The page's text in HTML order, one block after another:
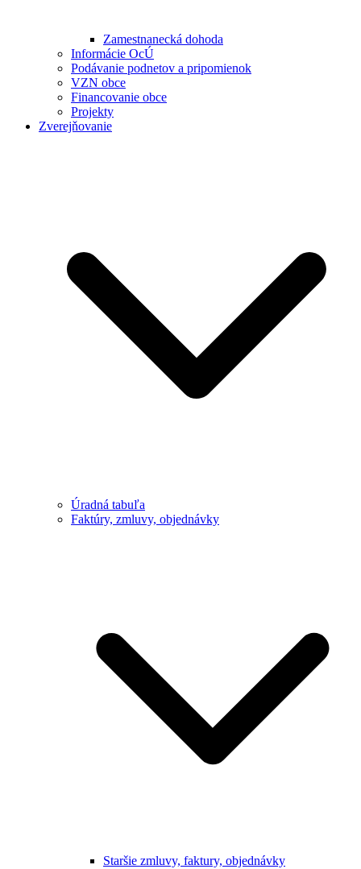
Zamestnanecká dohoda
Informácie OcÚ
Podávanie podnetov a pripomienok
VZN obce
Financovanie obce
Projekty
Zverejňovanie
Úradná tabuľa
Faktúry, zmluvy, objednávky
Staršie zmluvy, faktury, objednávky